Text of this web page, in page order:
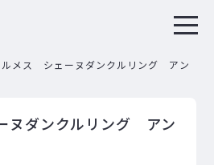
ルメス シェーヌダンクルリング アン
ヌダンクルリング アン